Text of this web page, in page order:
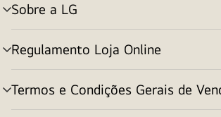
Sobre a LG
alternar
menu
Regulamento Loja Online
alternar
menu
Termos e Condições Gerais de
alternar
menu